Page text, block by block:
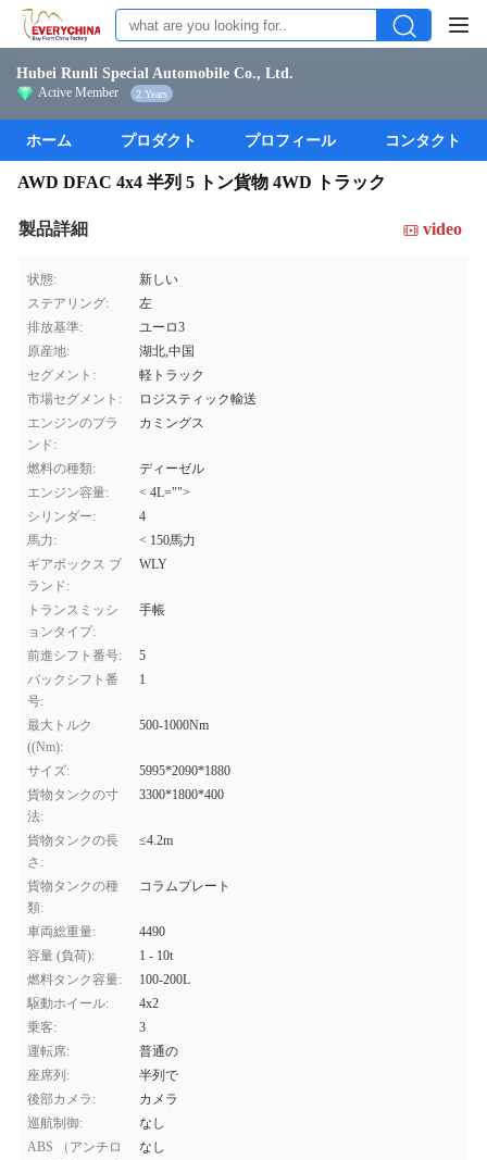
Hubei Runli Special Automobile Co., Ltd.
Active Member 2 Years
ホーム プロダクト プロフィール コンタクト
AWD DFAC 4x4 半列 5 トン貨物 4WD トラック
製品詳細 video
状態:
新しい
ステアリング:
左
排放基準:
ユーロ3
原産地:
湖北,中国
セグメント:
軽トラック
市場セグメント:
ロジスティック輸送
エンジンのブラ
ンド:
カミングス
燃料の種類:
ディーゼル
エンジン容量:
< 4L="">
シリンダー:
4
馬力:
< 150馬力
ギアボックス ブ
ランド:
WLY
トランスミッシ
ョンタイプ:
手帳
前進シフト番号:
5
バックシフト番
号:
1
最大トルク
((Nm):
500-1000Nm
サイズ:
5995*2090*1880
貨物タンクの寸
法:
3300*1800*400
貨物タンクの長
さ:
≤4.2m
貨物タンクの種
類:
コラムプレート
車両総重量:
4490
容量 (負荷):
1 - 10t
燃料タンク容量:
100-200L
駆動ホイール:
4x2
乗客:
3
運転席:
普通の
座席列:
半列で
後部カメラ:
カメラ
巡航制御:
なし
ABS （アンチロ
なし